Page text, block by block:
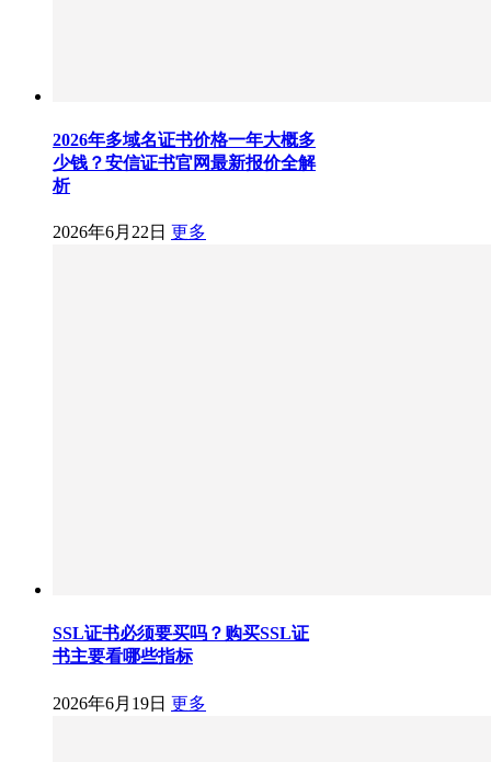
2026年多域名证书价格一年大概多
少钱？安信证书官网最新报价全解
析
2026年6月22日 更多
SSL证书必须要买吗？购买SSL证
书主要看哪些指标
2026年6月19日 更多